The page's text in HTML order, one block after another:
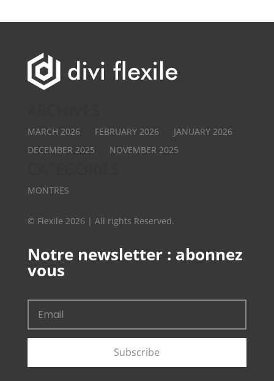
MARCH 2026 FEBRUARY 2026
JANUARY 2026
DECEMBER 2025
NOVEMBER 2025
MONTRES
© Flexile 2026 | All rights Reserved.
Notre newsletter : abonnez
vous
Subscribe